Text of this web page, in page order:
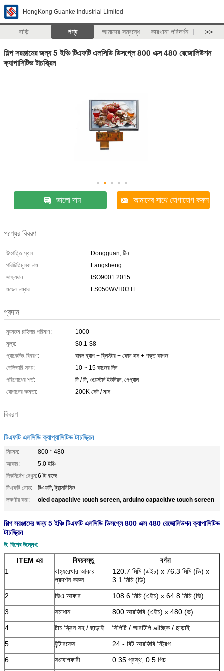
HongKong Guanke Industrial Limited
বাড়ি পণ্য আমাদের সম্বন্ধে কারখানা পরিদর্শন >>
শিল্প সরঞ্জামের জন্য 5 ইঞ্চি টিএফটি এলসিডি ডিসপ্লে 800 এক্স 480 রেজোলিউশন
ক্যাপাসিটিভ টাচস্ক্রিন
ভালো দাম আমাদের সাথে যোগাযোগ করুন
পণ্যের বিবরণ
উৎপত্তি স্থল:
Dongguan, চীন
পরিচিতিমুলক নাম:
Fangsheng
সাক্ষ্যদান:
ISO9001:2015
মডেল নম্বার:
FS050WVH03TL
প্রদান
ন্যূনতম চাহিদার পরিমাণ:
1000
মূল্য:
$0.1-$8
প্যাকেজিং বিবরণ:
বাবল ব্যাগ + ব্লিস্টার + ফোম বক্স + শক্ত কাগজ
ডেলিভারি সময়:
10 ~ 15 কাজের দিন
পরিশোধের শর্ত:
টি / টি, ওয়েস্টার্ন ইউনিয়ন, পেপ্যাল
যোগানের ক্ষমতা:
200K সেট / মাস
বিবরণ
টিএফটি এলসিডি ক্যাপ্যাসিটিভ টাচস্ক্রিন
নিয়মন:
800 * 480
আকার:
5.0 ইঞ্চি
দিকনির্দেশ দেখুন:6 টা বাজে
টিএফটি মোড:
টিএফটি, ট্রান্সমিসিভ
লক্ষণীয় করা:
oled capacitive touch screen, arduino capacitive touch screen
শিল্প সরঞ্জামের জন্য 5 ইঞ্চি টিএফটি এলসিডি ডিসপ্লে 800 এক্স 480 রেজোলিউশন ক্যাপাসিটিভ
টাচস্ক্রিন
উ: বিশেষ উল্লেখ:
ITEM এর বিষয়বস্তু
বর্ণনা
1
বাহ্যরেখার আকার
প্রদর্শন করুন
120.7 মিমি (এইচ) x 76.3 মিমি (ভি) x
3.1 মিমি (ডি)
2
ভিএ আকার
108.6 মিমি (এইচ) x 64.8 মিমি (ভি)
3
সমাধান
800 আরজিবি (এইচ) x 480 (ভ)
4
টাচ স্ক্রিন সহ / ছাড়াই
সিপিটি / আরটিপি alচ্ছিক / ছাড়াই
5
ইন্টারফেস
24 - বিট আরজিবি স্ট্রিপ
6
সংযোগকারী
0.35 প্রস্থ, 0.5 পিচ